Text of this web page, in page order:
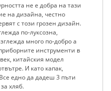
не е добра на тази
на дизайна, честно
с този грозен дизайн.
по-луксозна,
много по-добро а
инструменти в
китайския модел
И като капак,
едно да дадеш 3 пъти
хляб.